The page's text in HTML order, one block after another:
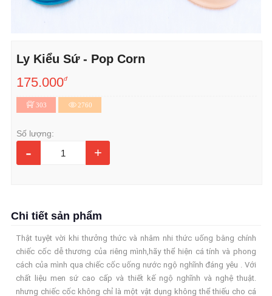
Ly Kiểu Sứ - Pop Corn
175.000đ
303 2760
Số lượng:
- +
Chi tiết sản phẩm
Thật tuyệt vời khi thưởng thức và nhâm nhi thức uống bằng chính
chiếc cốc dễ thương của riêng mình,hãy thể hiện cá tính và phong
cách của mình qua chiếc cốc uống nước ngộ nghĩnh đáng yêu . Với
chất liệu men sứ cao cấp và thiết kế ngộ nghĩnh và nghệ thuật.
nhưng chiếc cốc không chỉ là một vật dụng không thể thiếu cho cá